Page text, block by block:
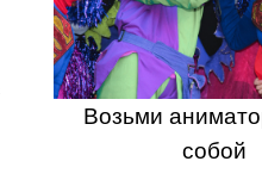
Возьми
собой